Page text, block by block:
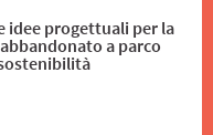
idee progettuali per la
a parco